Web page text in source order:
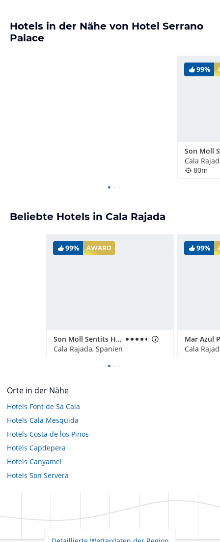
Hotels in der Nähe von Hotel Serrano
Palace
99%
Cala
80m
Beliebte Hotels in Cala Rajada
99% AWARD
Son Moll Sentits Hotel & Spa
Cala Rajada, Spanien
99%
Cala
Orte in der Nähe
Hotels Font de Sa Cala
Hotels Cala Mesquida
Hotels Costa de los Pinos
Hotels Capdepera
Hotels Canyamel
Hotels Son Servera